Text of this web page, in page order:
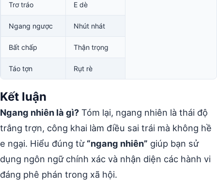
Trơ tráo E dè
Ngang ngược Nhút nhát
Bất chấp Thận trọng
Táo tợn Rụt rè
Kết luận
Ngang nhiên là gì? Tóm lại, ngang nhiên là thái độ
trắng trợn, công khai làm điều sai trái mà không hề
e ngại. Hiểu đúng từ “ngang nhiên” giúp bạn sử
dụng ngôn ngữ chính xác và nhận diện các hành vi
đáng phê phán trong xã hội.